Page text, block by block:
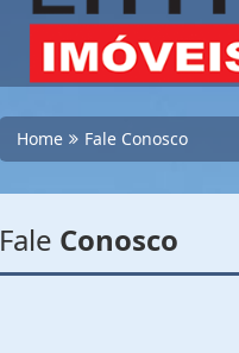
Home Fale Conosco
Fale Conosco